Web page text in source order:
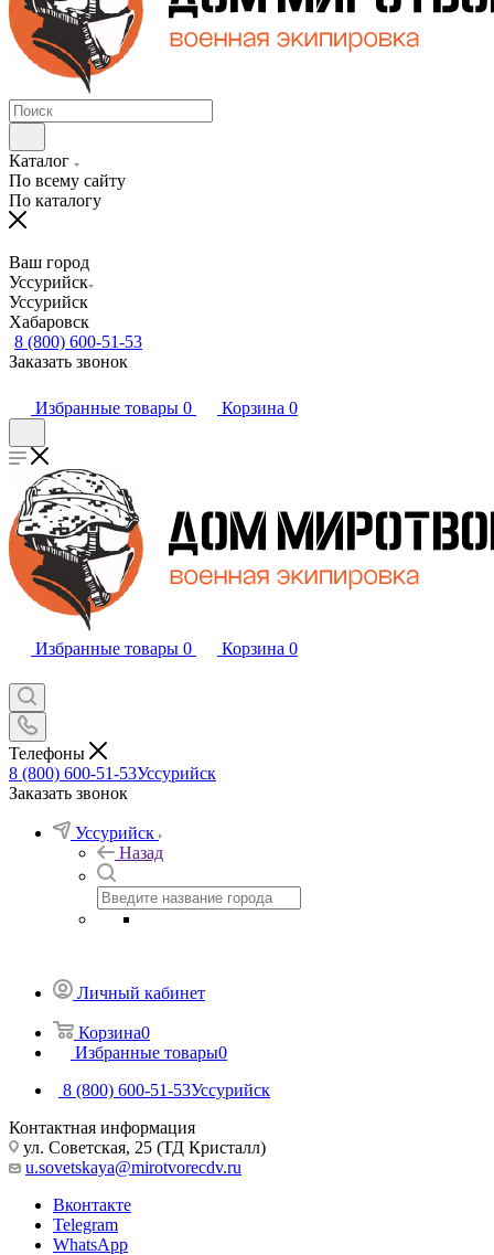
Каталог
По всему сайту
По каталогу
Ваш город
Уссурийск
Уссурийск
Хабаровск
8 (800) 600-51-53
Заказать звонок
Избранные товары 0 Корзина 0
Избранные товары 0 Корзина 0
Телефоны
8 (800) 600-51-53Уссурийск
Заказать звонок
Уссурийск
Назад
Личный кабинет
Корзина0
Избранные товары0
8 (800) 600-51-53Уссурийск
Контактная информация
ул. Советская, 25 (ТД Кристалл)
u.sovetskaya@mirotvorecdv.ru
Вконтакте
Telegram
WhatsApp